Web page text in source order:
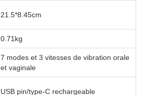
21.5*8.45cm
0.71kg
7 modes et 3 vitesses de vibration orale
et vaginale
USB pin/type-C rechargeable